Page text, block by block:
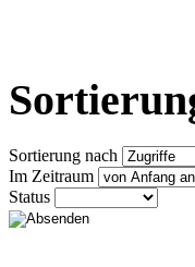
Sortierung nach
Im Zeitraum
Status